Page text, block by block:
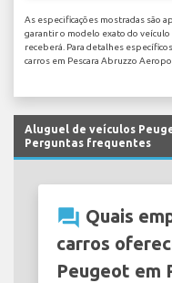
As especificações mostradas são
garantir o modelo exato do veículo
receberá. Para detalhes
carros em Pescara Abruzzo
Aluguel de veículos
Perguntas frequentes
question_answer Quais
carros
Peugeot em